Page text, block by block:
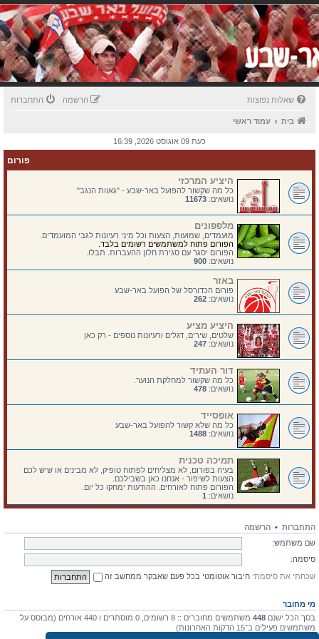
שאלות נפוצות התחברות הרשמה
בית עמוד ראשי
כעת 09 אוגוסט 2026, 16:39
פורום
היציע המרכזי
כל מה שקשור להפועל באר-שבע - "גאוות הנגב"
נושאים: 11673
מלפפונים
מועמדים, שמועות, הצעות וכל מיני רעיונות לגבי המועמדים.
הפורום פתוח למשתמשים רשומים בלבד.
הפורום יסגר עם סגירת חלון ההעברות. תבלו.
נושאים: 900
באזר
פורום הכדורסל של הפועל באר-שבע
נושאים: 262
היציע מציע
שלטים, שירים, דגלים ורעיונות נוספים - רק כאן
נושאים: 247
דור העתיד
כל מה שקשור למחלקת הנוער.
נושאים: 478
אופסייד
כל מה שלא קשור להפועל באר-שבע
נושאים: 1488
תמיכה טכנית
בעיה בפורום, לא מצליחים לפתוח טופיק, לא מבינים או שיש לכם
הצעות לשיפור - אנחנו כאן בשבילכם.
הפורום פתוח לאורחים. ההודעות ימחקו כל יום.
נושאים: 1
התחברות • הרשמה
שם משתמש:
סיסמה:
שכחתי את סיסמתי חיבור אוטומטי בכל פעם שאבקר ממחשב זה
מי מחובר
בסך הכל ישנם 448
משתמשים מחוברים :: 8 רשומים, 0 מוסתרים ו 440 אורחים (מבוסס על
משתמשים פעילים ב־15 הדקות האחרונות)